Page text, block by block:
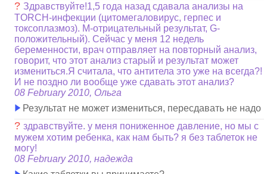
? Здравствуйте!1,5 года назад сдавала анализы на
TORCH-инфекции (цитомегаловирус, герпес и
токсоплазмоз). М-отрицательный результат, G-
положительный). Сейчас у меня 12 недель
беременности, врач отправляет на повторный анализ,
говорит, что этот анализ старый и результат может
измениться.Я считала, что антитела это уже на всегда?!
И не поздно ли вообще уже сдавать этот анализ?
08 February 2010, Ольга
Результат не может измениться, пересдавать не надо
?здравствуйте. у меня пониженное давление, но мы с
мужем хотим ребенка, как нам быть? я без таблеток не
могу!
08 February 2010, надежда